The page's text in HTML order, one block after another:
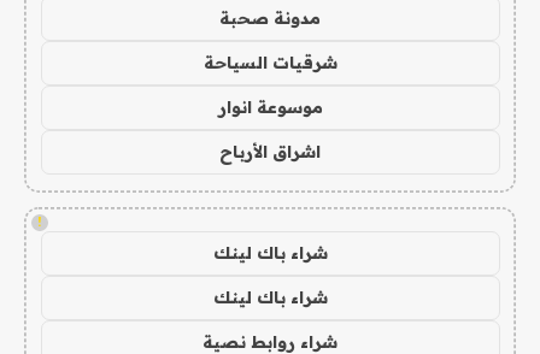
مدونة صحبة
شرقيات السياحة
موسوعة انوار
اشراق الأرباح
!
شراء باك لينك
شراء باك لينك
شراء روابط نصية